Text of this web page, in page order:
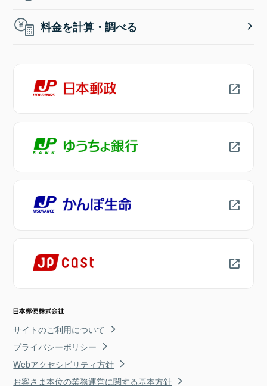
料金を計算・調べる
サイトのご利用について
プライバシーポリシー
Webアクセシビリティ方針
お客さま本位の業務運営に関する基本方針